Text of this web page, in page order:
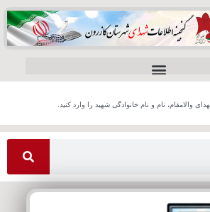
والامقام، نام و نام خانوادگی شهید را وارد کنید.